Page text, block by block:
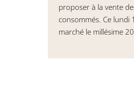
proposer à la vente
consommés. Ce lundi
marché le millésime